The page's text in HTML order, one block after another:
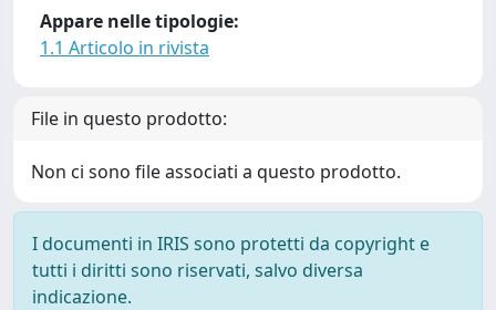
Appare nelle tipologie:
1.1 Articolo in rivista
File in questo prodotto:
Non ci sono file associati a questo prodotto.
I documenti in IRIS sono protetti da copyright e
tutti i diritti sono riservati, salvo diversa
indicazione.